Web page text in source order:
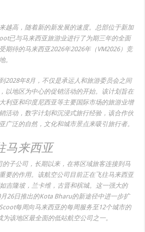
越高，随着新的新发展的速度。总部位于新加
已与马来西亚旅游业进行了为期三年的全面
期待的马来西亚2026年2026年（VM2026）竞
。
2028年8月，不仅是承运人和旅游委员会之间
以地区为中心的促销活动的开始。该计划旨在
利亚和印度尼西亚等主要国际市场的旅游业增
活动，数字计划和沉浸式旅行经验，该合作伙
广泛的自然，文化和城市景点来吸引旅行者。
马来西亚
的子公司，长期以来，在将区域旅客连接到马
要的作用。该航空公司目前正在飞往马来西亚
吉隆坡，兰卡维，古晋和槟城。这一强大的
26日推出的Kota Bharu的新途径中进一步扩
每周向马来西亚的每周服务至12个城市的
为该地区最全面的低站航空公司之一。